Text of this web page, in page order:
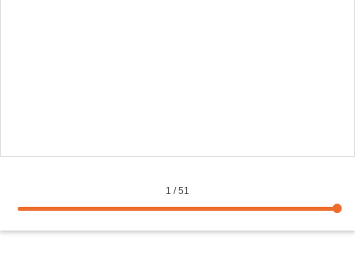
1 /51